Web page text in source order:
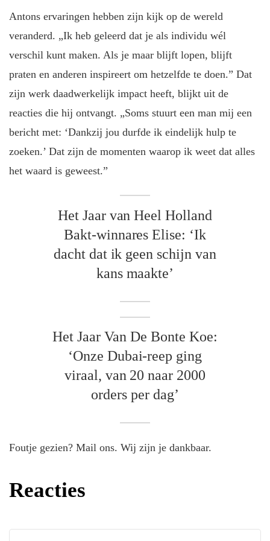
Antons ervaringen hebben zijn kijk op de wereld
veranderd. „Ik heb geleerd dat je als individu wél
verschil kunt maken. Als je maar blijft lopen, blijft
praten en anderen inspireert om hetzelfde te doen.” Dat
zijn werk daadwerkelijk impact heeft, blijkt uit de
reacties die hij ontvangt. „Soms stuurt een man mij een
bericht met: ‘Dankzij jou durfde ik eindelijk hulp te
zoeken.’ Dat zijn de momenten waarop ik weet dat alles
het waard is geweest.”
Het Jaar van Heel Holland
Bakt-winnares Elise: ‘Ik
dacht dat ik geen schijn van
kans maakte’
Het Jaar Van De Bonte Koe:
‘Onze Dubai-reep ging
viraal, van 20 naar 2000
orders per dag’
Foutje gezien? Mail ons. Wij zijn je dankbaar.
Reacties